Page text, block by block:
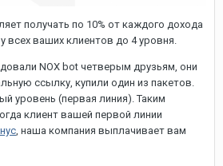
получать по 10% от каждого дохода
всех ваших клиентов до 4 уровня.
NOX bot четверым друзьям, они
ссылку, купили один из пакетов.
уровень (первая линия). Таким
клиент вашей первой линии
, наша компания выплачивает вам